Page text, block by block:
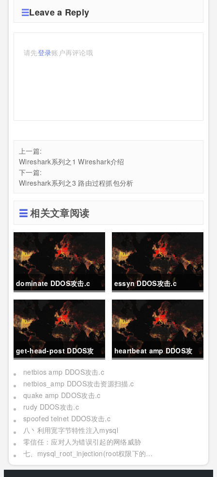
Leave a Reply
请先登录账户再评论哦
上一篇:
Wireshark系列之1 Wireshark介绍
下一篇:
Wireshark系列之3 路由过程抓包分析
相关文章阅读
dominate DDOS攻击.c essyn DDOS攻击.c
get-head-post DDOS攻
击.c
heartbeat amp DDOS攻
netbios amp DDOS攻击.c
netbios_amp DDOS攻击资源扫描.c
quake amp DDOS攻击.c
rudy DDOS攻击.c
spoofed telnet DDOS攻击.c
八丶利用宽字节特性注入mysql
零信任：应对人为错误引起的网络威胁
七、mysql_root_injection(root权限下的利用[二] 日志写,udf mof系统命令执行[提权])